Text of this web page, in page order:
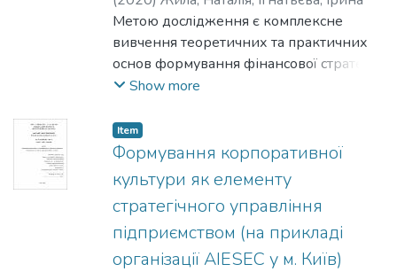
Метою дослідження є комплексне
вивчення теоретичних та практичних
основ формування фінансової стратегії
та розробка рекомендацій щодо
фінансової діяльності відповідно до
корпоративної стратегії підприємства.
Show more
Item
Формування корпоративної
культури як елементу
стратегічного управління
підприємством (на прикладі
організації AIESEC у м. Київ)